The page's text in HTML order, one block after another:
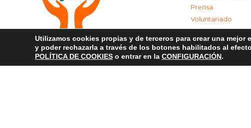
Prensa
Voluntariado
Colabora
Contacta
Aviso Legal
Política de
Utilizamos cookies propias y de terceros para crear una
y poder rechazarla a través de los botones habilitados al
POLÍTICA DE COOKIES o entrar en la CONFIGURACIÓN.